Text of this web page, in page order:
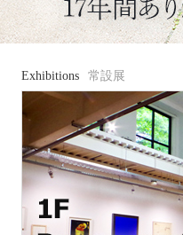
Exhibitions 常設展